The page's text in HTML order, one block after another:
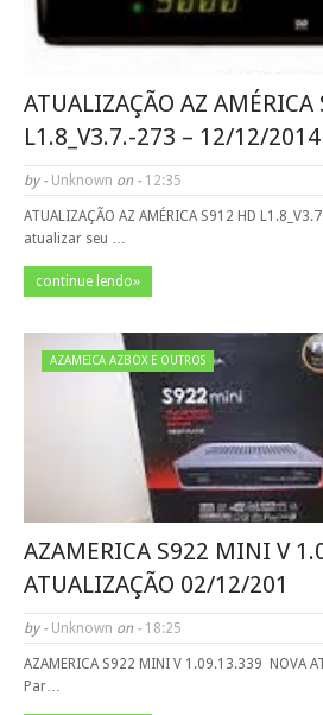
ATUALIZAÇÃO AZ AMÉRICA
L1.8_V3.7.-273 – 12/12/2014
by - Unknown on - 12:35
ATUALIZAÇÃO AZ AMÉRICA S912 HD
atualizar seu …
continue lendo»
AZAMEICA AZBOX E OUTROS
AZAMERICA S922 MINI V
ATUALIZAÇÃO 02/12/201
by - Unknown on - 18:25
AZAMERICA S922 MINI V 1.09.13.339 ­ NOVA
Par…